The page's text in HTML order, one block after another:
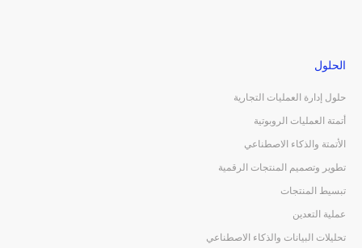
الحلول
حلول إدارة العمليات التجارية
أتمتة العمليات الروبوتية
الأتمتة والذكاء الاصطناعي
تطوير وتصميم المنتجات الرقمية
تبسيط المنتجات
عملية التعدين
تحليلات البيانات والذكاء الاصطناعي